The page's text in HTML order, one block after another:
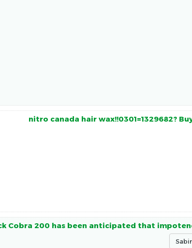
nitro canada hair wax!!0301=1329682?
Cobra 200 has been anticipated that